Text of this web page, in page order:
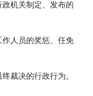
政机关制定、发布的
作人员的奖惩、任免
裁决的行政行为。